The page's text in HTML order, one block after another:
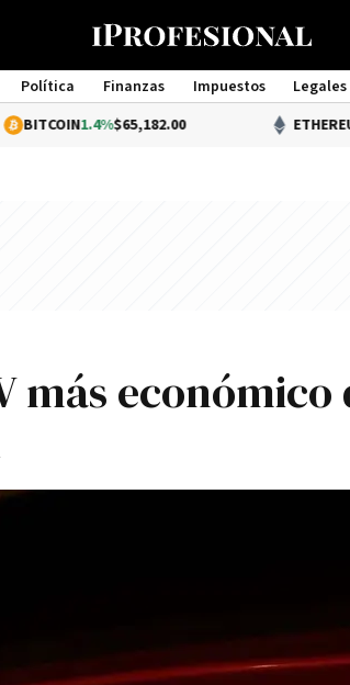
Política Finanzas Impuestos Legales
Management
1.4%$65,182.00 ETHEREUM 1.47%
más económico